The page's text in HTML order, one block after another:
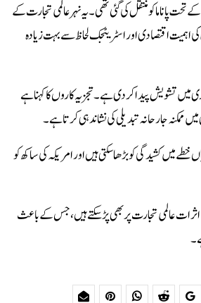
کے تحت پاناما کو منتقل کی گئی تھی۔ یہ نہر عالمی تجارت کے
اہمیت اقتصادی اور اسٹریٹجک لحاظ سے بہت زیادہ
تشویش پیدا کر دی ہے۔ تجزیہ کاروں کا کہنا ہے
ممکنہ جارحانہ تبدیلی کی نشاندہی کرتا ہے۔
خطے میں کشیدگی کو بڑھا سکتی ہیں اور امریکہ کی ساکھ کو
اثرات عالمی تجارت پر بھی پڑ سکتے ہیں، جس کے باعث